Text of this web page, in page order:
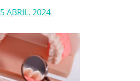
5 ABRIL, 2024